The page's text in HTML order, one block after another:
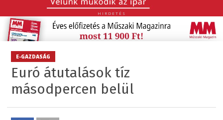
HIRDETÉS
E-GAZDASÁG
Euró átutalások tíz
másodpercen belül